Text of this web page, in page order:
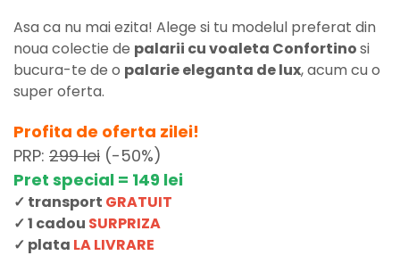
Asa ca nu mai ezita! Alege si tu modelul preferat din
noua colectie de palarii cu voaleta Confortinosi
bucura-te de o palarie eleganta de lux, acum cu o
super oferta.
Profita de oferta zilei!
PRP: 299 lei (-50%)
Pret special = 149 lei
✓ transport GRATUIT
✓ 1 cadou SURPRIZA
✓ plata LA LIVRARE